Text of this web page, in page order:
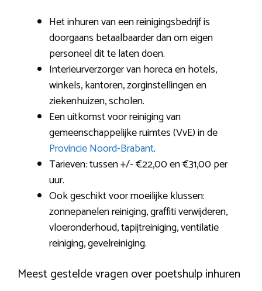
Het inhuren van een reinigingsbedrijf is
doorgaans betaalbaarder dan om eigen
personeel dit te laten doen.
Interieurverzorger van horeca en hotels,
winkels, kantoren, zorginstellingen en
ziekenhuizen, scholen.
Een uitkomst voor reiniging van
gemeenschappelijke ruimtes (VvE) in de
Provincie Noord-Brabant.
Tarieven: tussen +/- €22,00 en €31,00 per
uur.
Ook geschikt voor moeilijke klussen:
zonnepanelen reiniging, graffiti verwijderen,
vloeronderhoud, tapijtreiniging, ventilatie
reiniging, gevelreiniging.
Meest gestelde vragen over poetshulp inhuren